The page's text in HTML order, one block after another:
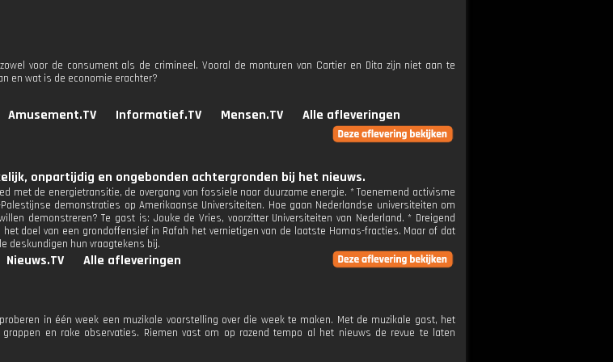
voor de consument als de crimineel. Vooral de monturen van Cartier en Dita zijn niet aan te
en wat is de economie erachter?
Amusement.TV Informatief.TV Mensen.TV Alle afleveringen
onpartijdig en ongebonden achtergronden bij het nieuws.
met de energietransitie, de overgang van fossiele naar duurzame energie. * Toenemend activisme
demonstraties op Amerikaanse Universiteiten. Hoe gaan Nederlandse universiteiten om
demonstreren? Te gast is: Jouke de Vries, voorzitter Universiteiten van Nederland. * Dreigend
doel van een grondoffensief in Rafah het vernietigen van de laatste Hamas-fracties. Maar of dat
deskundigen hun vraagtekens bij.
Nieuws.TV Alle afleveringen
in één week een muzikale voorstelling over die week te maken. Met de muzikale gast, het
en rake observaties. Riemen vast om op razend tempo al het nieuws de revue te laten